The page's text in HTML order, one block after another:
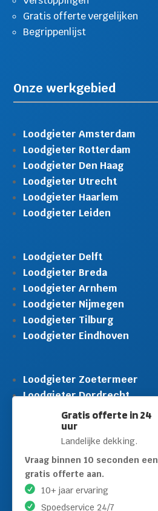
Gratis offerte in 24
uur
Landelijke dekking.
Vraag binnen 10 seconden een
gratis offerte aan.
10+ jaar ervaring
Spoedservice 24/7
Gratis offerte vergelijken
Begrippenlijst
Onze werkgebied
Loodgieter Amsterdam
Loodgieter Rotterdam
Loodgieter Den Haag
Loodgieter Utrecht
Loodgieter Haarlem
Loodgieter Leiden
Loodgieter Delft
Loodgieter Breda
Loodgieter Arnhem
Loodgieter Nijmegen
Loodgieter Tilburg
Loodgieter Eindhoven
Loodgieter Zoetermeer
Loodgieter Dordrecht
Loodgieter Rijswijk
Loodgieter Schiedam
Loodgieter Leidschendam
Loodgieter Hilversum